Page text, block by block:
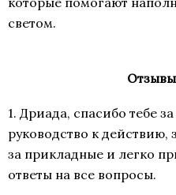
светом.
1. Дриада, спасибо тебе
руководство к действию,
за прикладные и легко
ответы на все вопросы.